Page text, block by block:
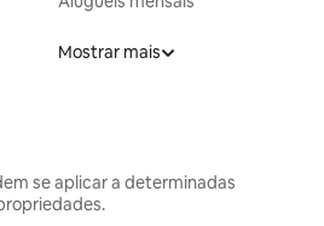
Mostrar mais
se aplicar a determinadas